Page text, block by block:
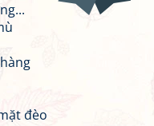
đèo